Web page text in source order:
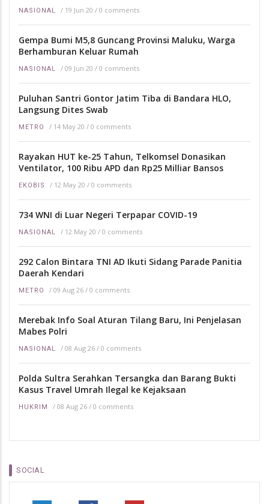
NASIONAL / 19 Jun 20 / 0 comments
Gempa Bumi M5,8 Guncang Provinsi Maluku, Warga
Berhamburan Keluar Rumah
NASIONAL / 09 Jun 20 / 0 comments
Puluhan Santri Gontor Jatim Tiba di Bandara HLO,
Langsung Dites Swab
METRO / 14 May 20 / 0 comments
Rayakan HUT ke-25 Tahun, Telkomsel Donasikan
Ventilator, 100 Ribu APD dan Rp25 Milliar Bansos
EKOBIS / 12 May 20 / 0 comments
734 WNI di Luar Negeri Terpapar COVID-19
NASIONAL / 12 May 20 / 0 comments
292 Calon Bintara TNI AD Ikuti Sidang Parade Panitia
Daerah Kendari
METRO / 09 Aug 26 / 0 comments
Merebak Info Soal Aturan Tilang Baru, Ini Penjelasan
Mabes Polri
NASIONAL / 08 Aug 26 / 0 comments
Polda Sultra Serahkan Tersangka dan Barang Bukti
Kasus Travel Umrah Ilegal ke Kejaksaan
HUKRIM / 08 Aug 26 / 0 comments
SOCIAL